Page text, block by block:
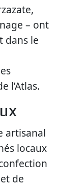
– ont
dans le
l’Atlas.
artisanal
locaux
de